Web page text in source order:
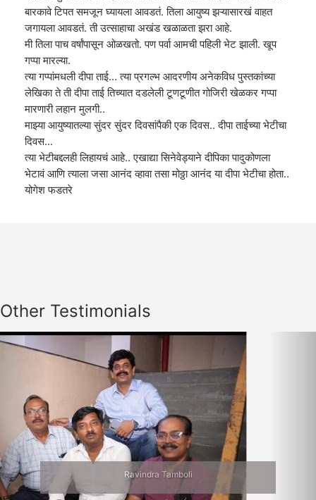
बारकावे टिपत समजून घ्यायला आवडतं. तिला आयुष्य झऱ्यासारखं वाहत
जगायला आवडतं. ती उत्साहाचा अखंड खळाळता झरा आहे.
मी तिला पाच वर्षांपासून ओळखतो. पण पर्वा आमची पहिली भेट झाली. खूप
गप्पा मारल्या.
त्या गप्पांमधली दीपा ताई... त्या प्रगल्भ आदरणीय अनेकविध पुस्तकांच्या
लेखिका ते ती दीपा ताई तिच्यात दडलेली टूणटूणीत गोजिरी खेळकर गप्पा
मारणारी लहान मुलगी..
माझ्या आयुष्यातल्या सुंदर सुंदर दिवसांपैकी एक दिवस.. दीपा ताईच्या भेटीचा
दिवस...
त्या भेटीबद्दलही लिहायचं आहे.. एखाद्या सिनेवेड्याने दीपिका पादुकोणला
भेटावं आणि त्याला जसा आनंद व्हावा तसा मोठ्ठा आनंद या दीपा भेटीचा होता..
योगेश फडतरे
Other Testimonials
Ravindra Tamboli
Previous